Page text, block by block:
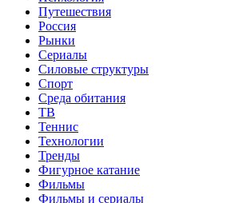
Путешествия
Россия
Рынки
Сериалы
Силовые структуры
Спорт
Среда обитания
ТВ
Теннис
Технологии
Тренды
Фигурное катание
Фильмы
Фильмы и сериалы